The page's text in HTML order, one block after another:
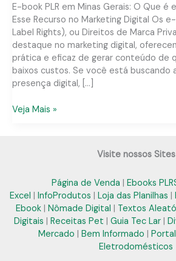
E-book PLR em Minas Gerais: O Que
Esse Recurso no Marketing Digital Os
Label Rights), ou Direitos de Marca
destaque no marketing digital,
prática e eficaz de gerar conteúdo de
baixos custos. Se você está buscando
presença digital, […]
E-
Práticas
para
Seu
Negócio
Veja Mais »
Visite nossos Sites
Página de Venda | Ebooks
Excel | InfoProdutos | Loja das Planilhas |
Ebook | Nômade Digital | Textos
Digitais | Receitas Pet | Guia Tec Lar |
Mercado | Bem Informado |
Eletrodomésticos